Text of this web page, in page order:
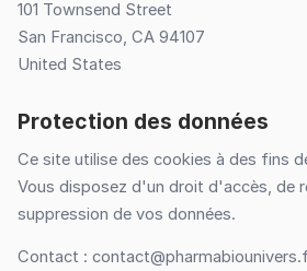
101 Townsend Street
San Francisco, CA 94107
United States
Protection des données
Ce site utilise des cookies à des fins
Vous disposez d'un droit d'accès, de
suppression de vos données.
Contact :